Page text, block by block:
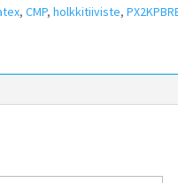
,CMP,holkkitiiviste,